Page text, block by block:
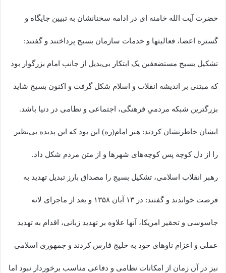
حضرت آیت الله خامنه ای در ادامه سخنانشان به تبیین جایگاه و
گستره اعضا، فعالیتها و خدمات سازمان بسیج پرداختند و گفتند:
تشکیل بسیج مستضعفین یک ابتکار بی‌بدیل از جانب امام بزرگوار بود
که مبتنی بر اندیشه انقلاب و اسلام شکل گرفت و اکنون بسیج شاید
بزرگترین شبکه مردمیِ فرهنگی، اجتماعی و نظامی در دنیا باشد.
ایشان خاطرنشان کردند: هنر امام(ره) این بود که این پدیده بی‌نظیر
را از دل کوچه پس کوچه‌های شهرها و از متن مردم شکل داد.
رهبر انقلاب اسلامی، تشکیل بسیج را مصداق بارز تبدیل تهدید به
فرصت خواندند و گفتند: در ۱۳ آبان ۱۳۵۸ و بعد از ماجرای لانه
جاسوسی و تحقیر امریکا، آنها علاوه بر تهدید زبانی، اقدام به تهدید
عملی و اعزام ناوهای خود به خلیج فارس کردند و جمهوری اسلامی
نیز در آن زمان از امکانات نظامی و دفاعی مناسب برخوردار نبود اما